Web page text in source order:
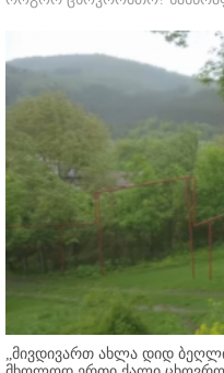
„მივდივართ ახლა დიდ